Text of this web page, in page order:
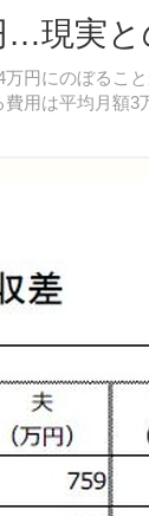
現実と
円にのぼるこ
用は平均月額3